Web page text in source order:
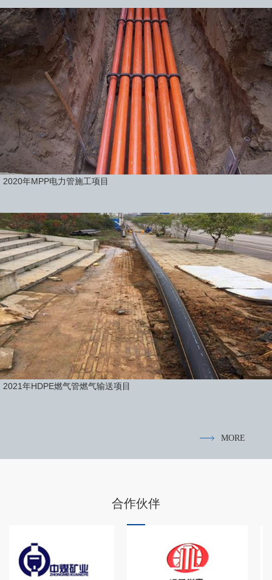
2020年MPP电力管施工项目
2021年HDPE燃气管燃气输送项目
MORE
合作伙伴